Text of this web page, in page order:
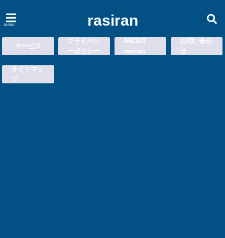
menu rasiran
サービス
プライバシ
ーポリシー
ABOUT
rasiran
お問い合わ
せ
サイトマッ
プ